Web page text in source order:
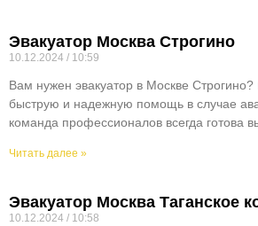
Эвакуатор Москва Строгино
10.12.2024 10:59
Вам нужен эвакуатор в Москве
быструю и надежную помощь в случае
команда профессионалов всегда готова
Читать далее »
Эвакуатор Москва Таганское
10.12.2024 10:58